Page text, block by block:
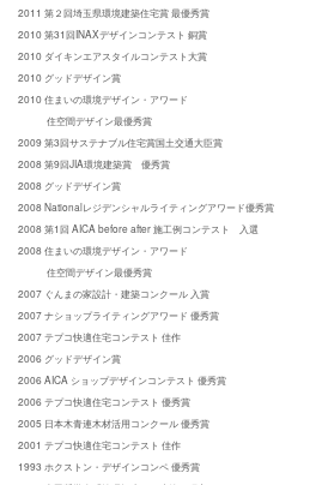
2011 第２回埼玉県環境建築住宅賞 最優秀賞
2010 第31回INAXデザインコンテスト 銅賞
2010 ダイキンエアスタイルコンテスト大賞
2010 グッドデザイン賞
2010 住まいの環境デザイン・アワード
住空間デザイン最優秀賞
2009 第3回サステナブル住宅賞国土交通大臣賞
2008 第9回JIA環境建築賞 優秀賞
2008 グッドデザイン賞
2008 Nationalレジデンシャルライティングアワード優秀賞
2008 第1回 AICA before after 施工例コンテスト 入選
2008 住まいの環境デザイン・アワード
住空間デザイン最優秀賞
2007 ぐんまの家設計・建築コンクール 入賞
2007 ナショップライティングアワード 優秀賞
2007 テプコ快適住宅コンテスト 佳作
2006 グッドデザイン賞
2006 AICA ショップデザインコンテスト 優秀賞
2006 テプコ快適住宅コンテスト 優秀賞
2005 日本木青連木材活用コンクール 優秀賞
2001 テプコ快適住宅コンテスト 佳作
1993 ホクストン・デザインコンペ 優秀賞